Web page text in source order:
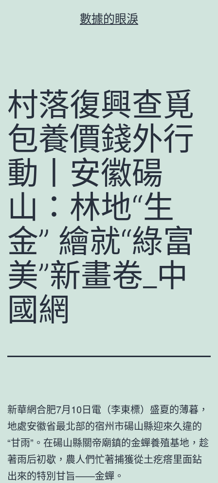
數據的眼淚
村落復興查覓
包養價錢外行
動丨安徽碭
山：林地“生
金” 繪就“綠富
美”新畫卷_中
國網
新華網合肥7月10日電（李東標）盛夏的薄暮，
地處安徽省最北部的宿州市碭山縣迎來久違的
“甘雨”。在碭山縣關帝廟鎮的金蟬養殖基地，趁
著雨后初歇，農人們忙著捕獲從土疙瘩里面鉆
出來的特別甘旨——金蟬。